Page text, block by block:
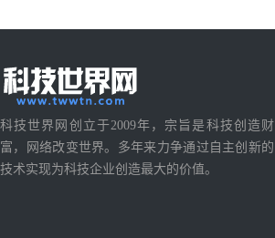
科技世界网创立于2009年，宗旨是科技创造财
富，网络改变世界。多年来力争通过自主创新的
技术实现为科技企业创造最大的价值。